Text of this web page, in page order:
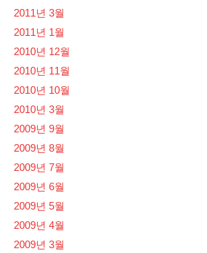
2011년 3월
2011년 1월
2010년 12월
2010년 11월
2010년 10월
2010년 3월
2009년 9월
2009년 8월
2009년 7월
2009년 6월
2009년 5월
2009년 4월
2009년 3월